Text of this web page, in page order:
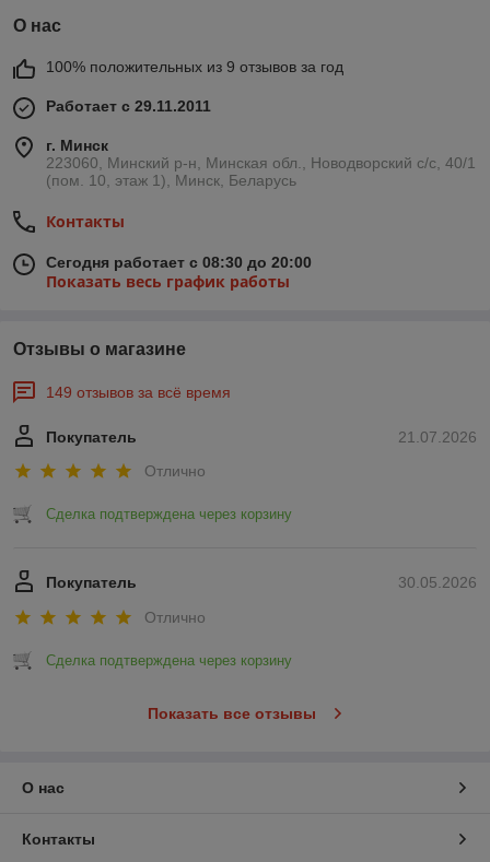
О нас
100% положительных из 9 отзывов за год
Работает с 29.11.2011
г. Минск
223060, Минский р-н, Минская обл., Новодворский с/с, 40/1
(пом. 10, этаж 1), Минск, Беларусь
Контакты
Сегодня работает с 08:30 до 20:00
Показать весь график работы
Отзывы о магазине
149 отзывов за всё время
21.07.2026
Покупатель
Отлично
Сделка подтверждена через корзину
30.05.2026
Покупатель
Отлично
Сделка подтверждена через корзину
Показать все отзывы
О нас
Контакты